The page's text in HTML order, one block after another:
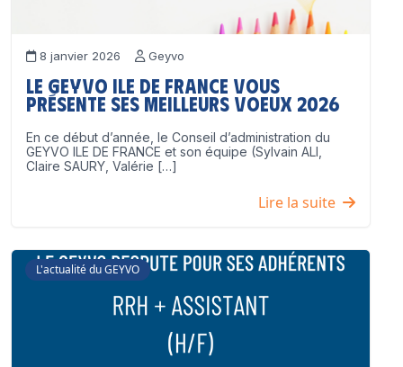
8 janvier 2026 Geyvo
Le GEYVO Ile de France vous
présente ses meilleurs voeux 2026
En ce début d’année, le Conseil d’administration du
GEYVO ILE DE FRANCE et son équipe (Sylvain ALI,
Claire SAURY, Valérie […]
Lire la suite
L'actualité du GEYVO